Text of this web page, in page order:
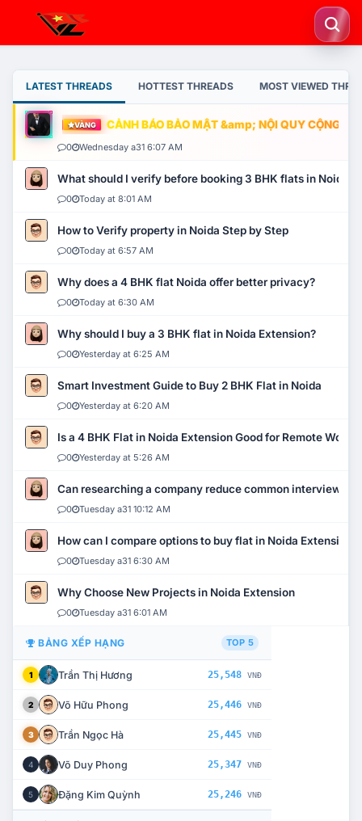
LATEST THREADS HOTTEST THREADS MOST VIEWED
VÀNG CẢNH BÁO BẢO MẬT &amp; NỘI QUY CỘNG
0 Wednesday a31 6:07 AM
What should I verify before booking 3 BHK flats in Noida?
0 Today at 8:01 AM
How to Verify property in Noida Step by Step
0 Today at 6:57 AM
Why does a 4 BHK flat Noida offer better privacy?
0 Today at 6:30 AM
Why should I buy a 3 BHK flat in Noida Extension?
0 Yesterday at 6:25 AM
Smart Investment Guide to Buy 2 BHK Flat in Noida
0 Yesterday at 6:20 AM
Is a 4 BHK Flat in Noida Extension Good for Remote Work?
0 Yesterday at 5:26 AM
Can researching a company reduce common interview
0 Tuesday a31 10:12 AM
How can I compare options to buy flat in Noida Extension?
0 Tuesday a31 6:30 AM
Why Choose New Projects in Noida Extension
0 Tuesday a31 6:01 AM
BẢNG XẾP HẠNG TOP 5
1 Trần Thị Hương 25,548 VNĐ
2 Võ Hữu Phong 25,446 VNĐ
3 Trần Ngọc Hà 25,445 VNĐ
4 Võ Duy Phong 25,347 VNĐ
5 Đặng Kim Quỳnh 25,246 VNĐ